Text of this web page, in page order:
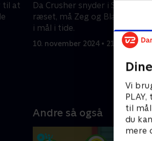
Vi
til
du
mere
til at
Da Crusher snyder i Super-
ræset, må Zeg og Blaze
i mål i tide.
10. november 2024 • 21 min
Andre så også